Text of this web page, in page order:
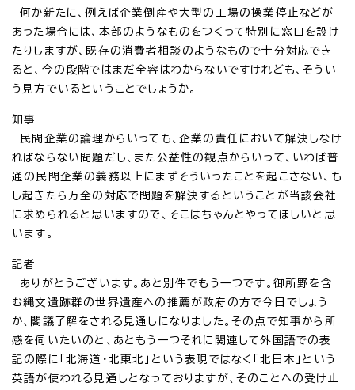
何か新たに、例えば企業倒産や大型の工場の操業停止などが
あった場合には、本部のようなものをつくって特別に窓口を設け
たりしますが、既存の消費者相談のようなもので十分対応でき
ると、今の段階ではまだ全容はわからないですけれども、そうい
う見方でいるということでしょうか。
知事
民間企業の論理からいっても、企業の責任において解決しなけ
ればならない問題だし、また公益性の観点からいって、いわば普
通の民間企業の義務以上にまずそういったことを起こさない、も
し起きたら万全の対応で問題を解決するということが当該会社
に求められると思いますので、そこはちゃんとやってほしいと思
います。
記者
ありがとうございます。あと別件でもう一つです。御所野を含
む縄文遺跡群の世界遺産への推薦が政府の方で今日でしょう
か、閣議了解をされる見通しになりました。その点で知事から所
感を伺いたいのと、あともう一つそれに関連して外国語での表
記の際に「北海道・北東北」という表現ではなく「北日本」という
英語が使われる見通しとなっておりますが、そのことへの受け止